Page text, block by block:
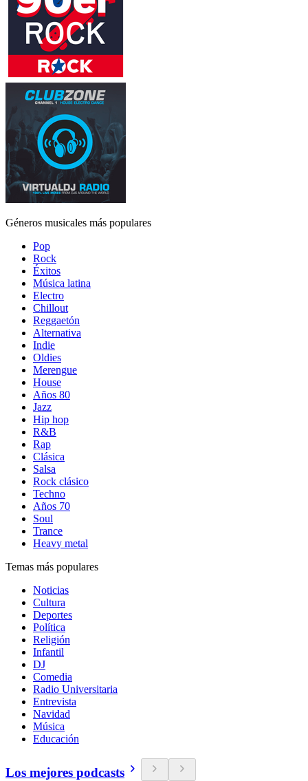
Géneros musicales más populares
Pop
Rock
Éxitos
Música latina
Electro
Chillout
Reggaetón
Alternativa
Indie
Oldies
Merengue
House
Años 80
Jazz
Hip hop
R&B
Rap
Clásica
Salsa
Rock clásico
Techno
Años 70
Soul
Trance
Heavy metal
Temas más populares
Noticias
Cultura
Deportes
Política
Religión
Infantil
DJ
Comedia
Radio Universitaria
Entrevista
Navidad
Música
Educación
Los mejores podcasts